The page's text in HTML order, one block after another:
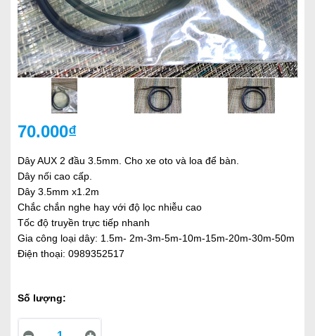
70.000₫
Dây AUX 2 đầu 3.5mm. Cho xe oto và loa để bàn.
Dây nối cao cấp.
Dây 3.5mm x1.2m
Chắc chắn nghe hay với độ lọc nhiễu cao
Tốc độ truyền trực tiếp nhanh
Gia công loại dây: 1.5m- 2m-3m-5m-10m-15m-20m-30m-50m
Điện thoại: 0989352517
Số lượng: